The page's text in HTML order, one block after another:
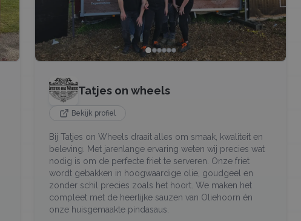
Tatjes on wheels
Bekijk profiel
Bij Tatjes on Wheels draait alles om smaak, kwaliteit en
beleving. Met jarenlange ervaring weten wij precies wat
nodig is om de perfecte friet te serveren. Onze friet
wordt gebakken in hoogwaardige olie, goudgeel en
zonder schil precies zoals het hoort. We maken het
compleet met de heerlijke sauzen van Oliehoorn én
onze huisgemaakte pindasaus.